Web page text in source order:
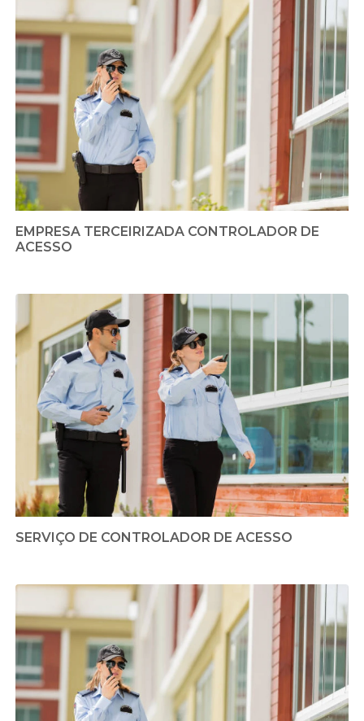
EMPRESA TERCEIRIZADA CONTROLADOR DE
ACESSO
SERVIÇO DE CONTROLADOR DE ACESSO